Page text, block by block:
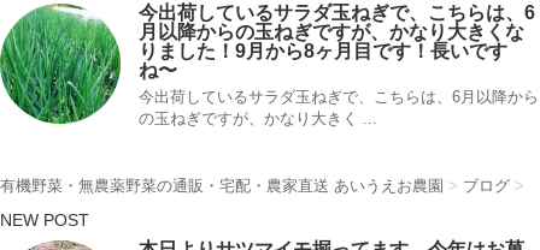
今出荷しているサラダ玉ねぎで、こちらは、6
月以降からの玉ねぎですが、かなり大きくな
りました！9月から8ヶ月目です！長いです
ね〜
今出荷しているサラダ玉ねぎで、こちらは、6月以降から
の玉ねぎですが、かなり大きく ...
有機野菜・無農薬野菜の通販・宅配・農家直送 あいうえお農園 > ブログ >
NEW POST